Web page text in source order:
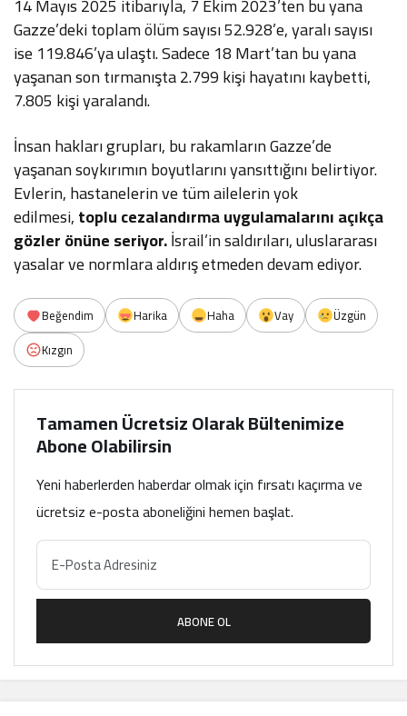
Gazze’deki toplam ölüm sayısı 52.928’e, yaralı sayısı
ise 119.846’ya ulaştı. Sadece 18 Mart’tan bu yana
yaşanan son tırmanışta 2.799 kişi hayatını kaybetti,
7.805 kişi yaralandı.
İnsan hakları grupları, bu rakamların Gazze’de
yaşanan soykırımın boyutlarını yansıttığını belirtiyor.
Evlerin, hastanelerin ve tüm ailelerin yok
edilmesi,toplu cezalandırma uygulamalarını açıkça
gözler önüne seriyor.İsrail’in saldırıları, uluslararası
yasalar ve normlara aldırış etmeden devam ediyor.
Beğendim Harika Haha Vay
Üzgün
Kızgın
Tamamen Ücretsiz Olarak Bültenimize
Abone Olabilirsin
Yeni haberlerden haberdar olmak için fırsatı kaçırma ve
ücretsiz e-posta aboneliğini hemen başlat.
ABONE OL